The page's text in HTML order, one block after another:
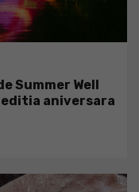
Summer Well
aniversara